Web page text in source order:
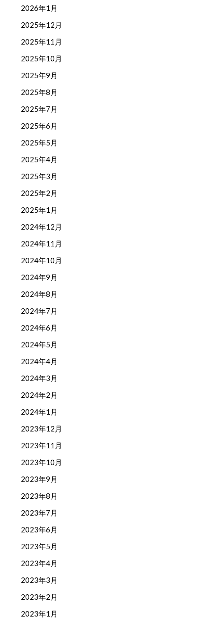
2026年1月
2025年12月
2025年11月
2025年10月
2025年9月
2025年8月
2025年7月
2025年6月
2025年5月
2025年4月
2025年3月
2025年2月
2025年1月
2024年12月
2024年11月
2024年10月
2024年9月
2024年8月
2024年7月
2024年6月
2024年5月
2024年4月
2024年3月
2024年2月
2024年1月
2023年12月
2023年11月
2023年10月
2023年9月
2023年8月
2023年7月
2023年6月
2023年5月
2023年4月
2023年3月
2023年2月
2023年1月